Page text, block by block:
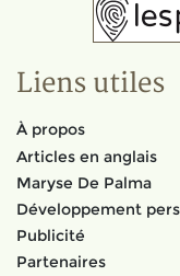
Liens utiles
À propos
Articles en anglais
Maryse De Palma
Développement
Publicité
Partenaires